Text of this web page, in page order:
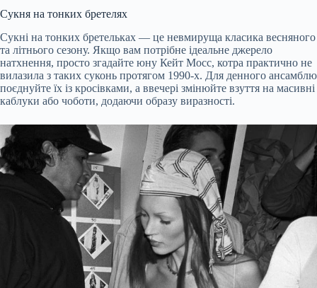
Сукня на тонких бретелях
Сукні на тонких бретельках — це невмируща класика весняного
та літнього сезону. Якщо вам потрібне ідеальне джерело
натхнення, просто згадайте юну Кейт Мосс, котра практично не
вилазила з таких суконь протягом 1990-х. Для денного ансамблю
поєднуйте їх із кросівками, а ввечері змінюйте взуття на масивні
каблуки або чоботи, додаючи образу виразності.